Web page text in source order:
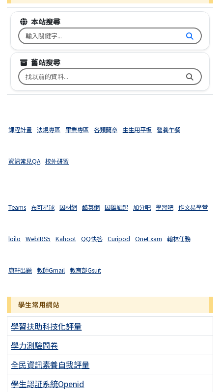
本站搜尋
搜尋台南市文元國小全球資訊網關鍵字
舊站搜尋
搜尋台南市文元國小舊校網關鍵字
課程計畫 法規專區 畢業專區 各類簡章 生生用平板 營養午餐
資訊常見QA 校外研習
Teams 布可星球 因材網 酷英網 因雄崛起 加分吧 學習吧 作文易學堂
loilo WebIRS5 Kahoot QQ快答 Curipod OneExam 翰林任務
康軒出題 教師Gmail 教育部Gsuit
學生常用網站
學習扶助科技化評量
學力測驗問卷
全民資訊素養自我評量
學生認証系統Openid